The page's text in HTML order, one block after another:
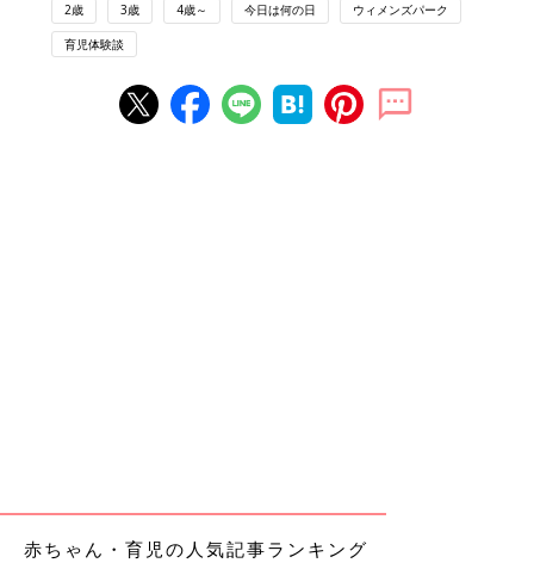
2歳 3歳 4歳～ 今日は何の日 ウィメンズパーク
育児体験談
赤ちゃん・育児の人気記事ランキング